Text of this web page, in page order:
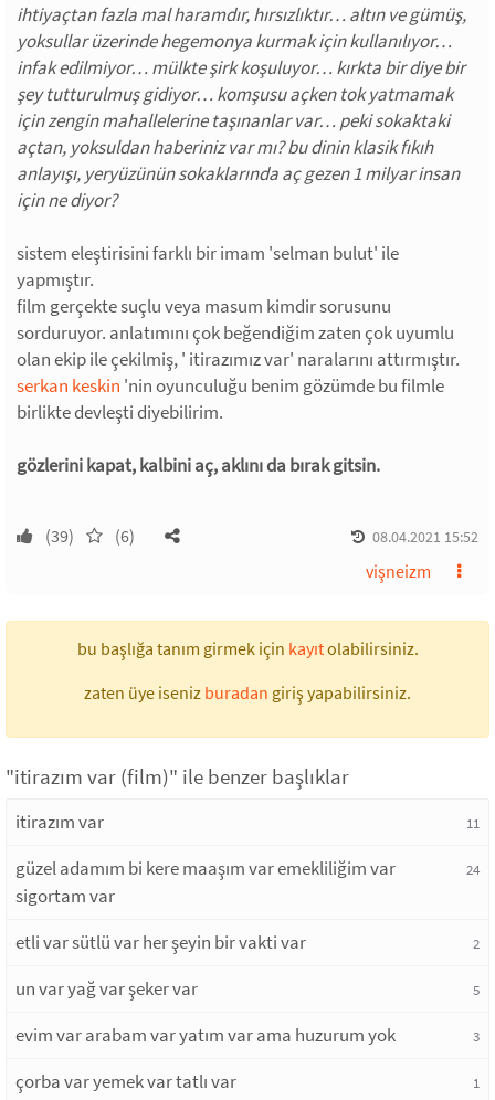
ihtiyaçtan fazla mal haramdır, hırsızlıktır… altın ve gümüş,
yoksullar üzerinde hegemonya kurmak için kullanılıyor…
infak edilmiyor… mülkte şirk koşuluyor… kırkta bir diye bir
şey tutturulmuş gidiyor… komşusu açken tok yatmamak
için zengin mahallelerine taşınanlar var… peki sokaktaki
açtan, yoksuldan haberiniz var mı? bu dinin klasik fıkıh
anlayışı, yeryüzünün sokaklarında aç gezen 1 milyar insan
için ne diyor?
sistem eleştirisini farklı bir imam 'selman bulut' ile
yapmıştır.
film gerçekte suçlu veya masum kimdir sorusunu
sorduruyor. anlatımını çok beğendiğim zaten çok uyumlu
olan ekip ile çekilmiş, ' itirazımız var' naralarını attırmıştır.
serkan keskin 'nin oyunculuğu benim gözümde bu filmle
birlikte devleşti diyebilirim.
gözlerini kapat, kalbini aç, aklını da bırak gitsin.
(39) (6) 08.04.2021 15:52
vişneizm
bu başlığa tanım girmek için kayıtolabilirsiniz.
zaten üye iseniz buradan giriş yapabilirsiniz.
"itirazım var (film)" ile benzer başlıklar
itirazım var 11
güzel adamım bi kere maaşım var emekliliğim var
sigortam var
24
etli var sütlü var her şeyin bir vakti var 2
un var yağ var şeker var 5
evim var arabam var yatım var ama huzurum yok 3
çorba var yemek var tatlı var 1